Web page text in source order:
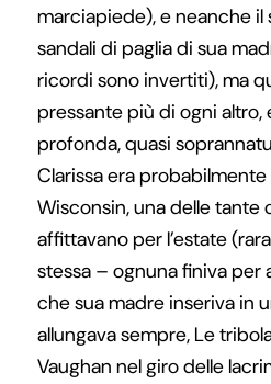
marciapiede), e neanche il
sandali di paglia di sua
ricordi sono invertiti), ma
pressante più di ogni altro,
profonda, quasi
Clarissa era
Wisconsin, una delle tante
affittavano per l’estate
stessa – ognuna finiva
che sua madre inseriva in
allungava sempre, Le
Vaughan nel giro delle